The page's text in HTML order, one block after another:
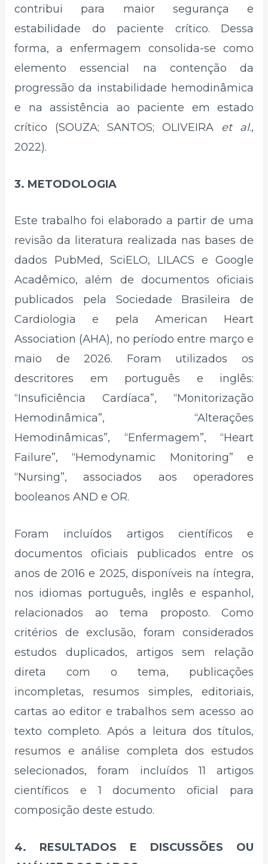
contribui para maior segurança e
estabilidade do paciente crítico. Dessa
forma, a enfermagem consolida-se como
elemento essencial na contenção da
progressão da instabilidade hemodinâmica
e na assistência ao paciente em estado
crítico (SOUZA; SANTOS; OLIVEIRA et al.,
2022).
3. METODOLOGIA
Este trabalho foi elaborado a partir de uma
revisão da literatura realizada nas bases de
dados PubMed, SciELO, LILACS e Google
Acadêmico, além de documentos oficiais
publicados pela Sociedade Brasileira de
Cardiologia e pela American Heart
Association (AHA), no período entre março e
maio de 2026. Foram utilizados os
descritores em português e inglês:
“Insuficiência Cardíaca”, “Monitorização
Hemodinâmica”, “Alterações
Hemodinâmicas”, “Enfermagem”, “Heart
Failure”, “Hemodynamic Monitoring” e
“Nursing”, associados aos operadores
booleanos AND e OR.
Foram incluídos artigos científicos e
documentos oficiais publicados entre os
anos de 2016 e 2025, disponíveis na íntegra,
nos idiomas português, inglês e espanhol,
relacionados ao tema proposto. Como
critérios de exclusão, foram considerados
estudos duplicados, artigos sem relação
direta com o tema, publicações
incompletas, resumos simples, editoriais,
cartas ao editor e trabalhos sem acesso ao
texto completo. Após a leitura dos títulos,
resumos e análise completa dos estudos
selecionados, foram incluídos 11 artigos
científicos e 1 documento oficial para
composição deste estudo.
4. RESULTADOS E DISCUSSÕES OU